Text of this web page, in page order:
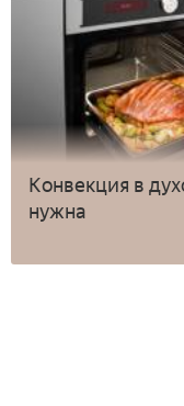
Конвекция в
нужна